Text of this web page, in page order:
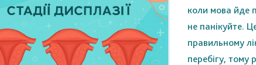
коли мова йде
не панікуйте.
правильному
перебігу, тому